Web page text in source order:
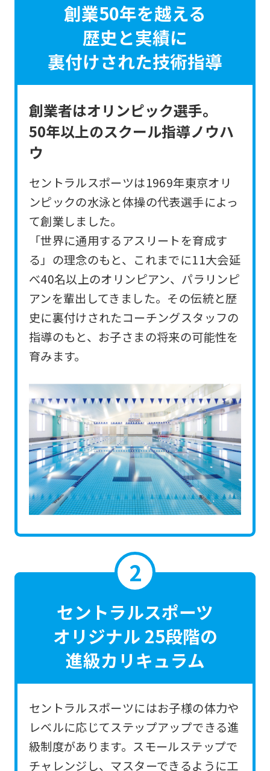
創業50年を越える
歴史と実績に
裏付けされた技術指導
創業者はオリンピック選手。
50年以上のスクール指導ノウハ
ウ
セントラルスポーツは1969年東京オリ
ンピックの水泳と体操の代表選手によっ
て創業しました。
「世界に通用するアスリートを育成す
る」の理念のもと、これまでに11大会延
べ40名以上のオリンピアン、パラリンピ
アンを輩出してきました。その伝統と歴
史に裏付けされたコーチングスタッフの
指導のもと、お子さまの将来の可能性を
育みます。
セントラルスポーツ
オリジナル 25段階の
進級カリキュラム
セントラルスポーツにはお子様の体力や
レベルに応じてステップアップできる進
級制度があります。スモールステップで
チャレンジし、マスターできるように工
For
foreigners
Central
Sports
is
automatically
translated
into
English.
Click
the
(start
automatic
translation)
to
return
to
the
page.
However,
if